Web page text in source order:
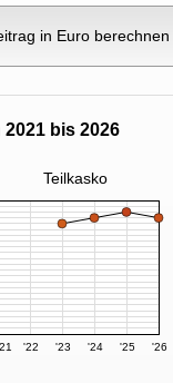
in Euro berechnen
bis 2026
Teilkasko
'22 '23 '24 '25 '26